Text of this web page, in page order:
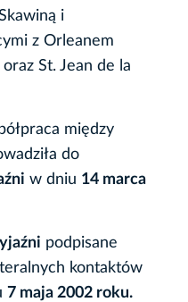
i
z Orleanem
St. Jean de la
między
do
w dniu 14 marca
podpisane
kontaktów
7 maja 2002 roku.